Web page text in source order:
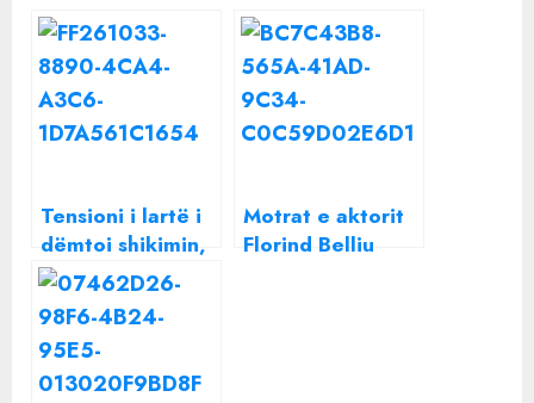
Tensioni i lartë i
dëmtoi shikimin,
gruaja bën apel
për ndihmë: Me
duhen 4 mijë
euro për operim,
nuk dal dot
Motrat e aktorit
Florind Belliu